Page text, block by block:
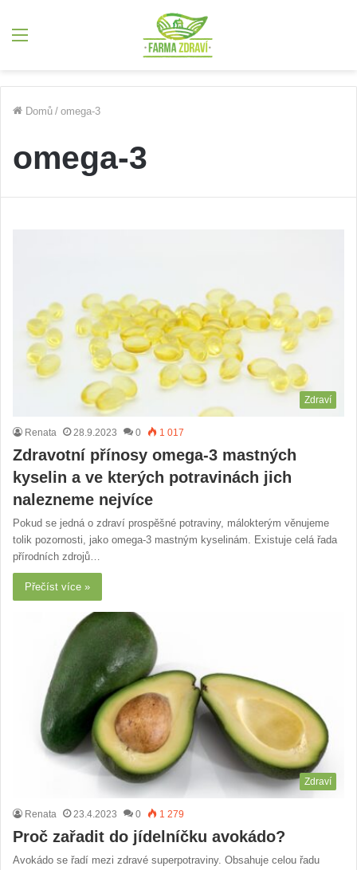
Domů / omega-3
omega-3
Zdraví
Renata 28.9.2023 0 1 017
Zdravotní přínosy omega-3 mastných
kyselin a ve kterých potravinách jich
nalezneme nejvíce
Pokud se jedná o zdraví prospěšné potraviny, málokterým věnujeme
tolik pozornosti, jako omega-3 mastným kyselinám. Existuje celá řada
přírodních zdrojů…
Přečíst více »
Zdraví
Renata 23.4.2023 0 1 279
Proč zařadit do jídelníčku avokádo?
Avokádo se řadí mezi zdravé superpotraviny. Obsahuje celou řadu